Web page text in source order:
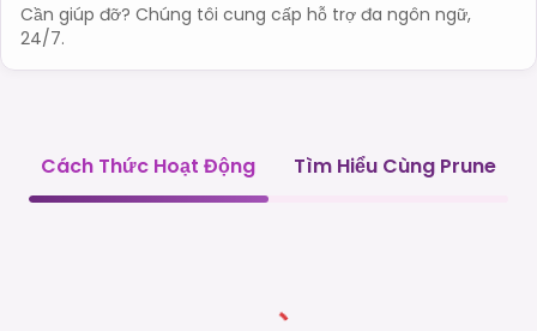
Cần giúp đỡ? Chúng tôi cung cấp hỗ trợ đa ngôn ngữ,
24/7.
Cách Thức Hoạt Động Tìm Hiểu Cùng Prune